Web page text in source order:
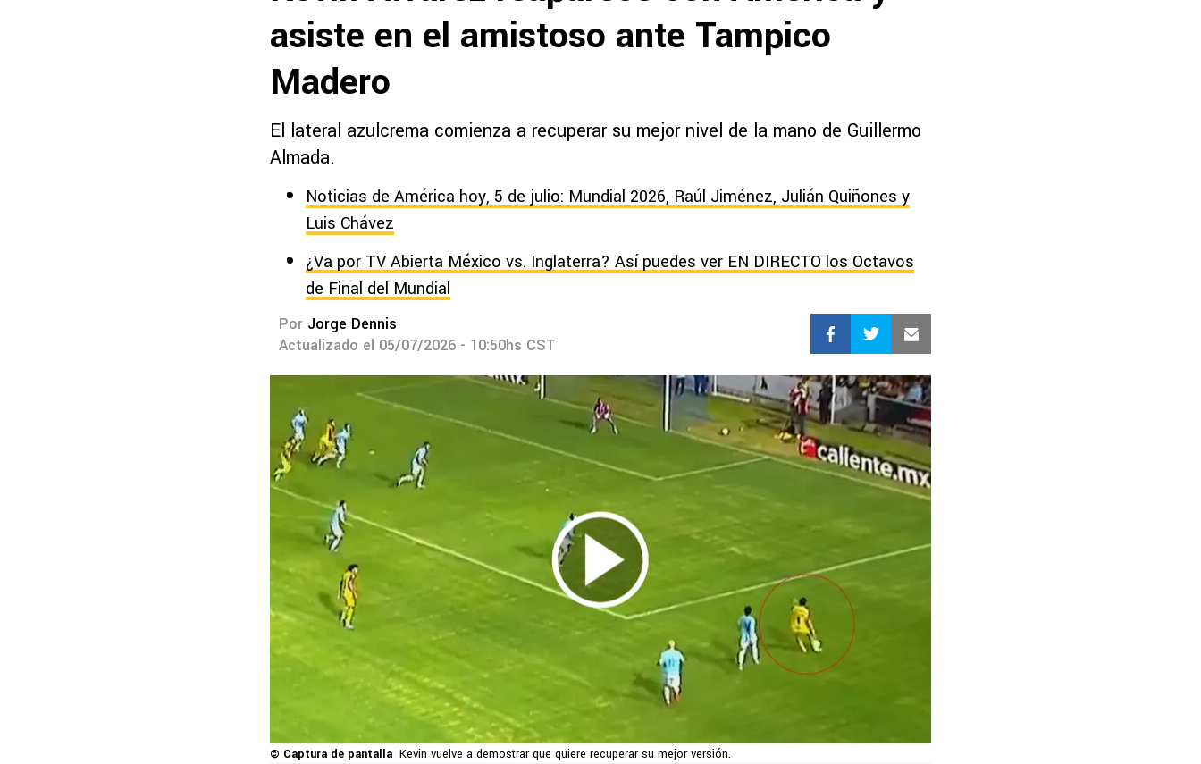
asiste en el amistoso ante Tampico
Madero
El lateral azulcrema comienza a recuperar su mejor nivel de la mano de Guillermo
Almada.
Noticias de América hoy, 5 de julio: Mundial 2026, Raúl Jiménez, Julián Quiñones y
Luis Chávez
¿Va por TV Abierta México vs. Inglaterra? Así puedes ver EN DIRECTO los Octavos
de Final del Mundial
Por Jorge Dennis
Actualizado el 05/07/2026 - 10:50hs CST
© Captura de pantalla Kevin vuelve a demostrar que quiere recuperar su mejor versión.